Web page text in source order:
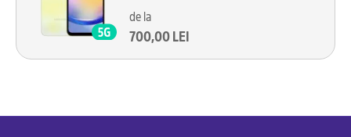
de la
700,00 LEI